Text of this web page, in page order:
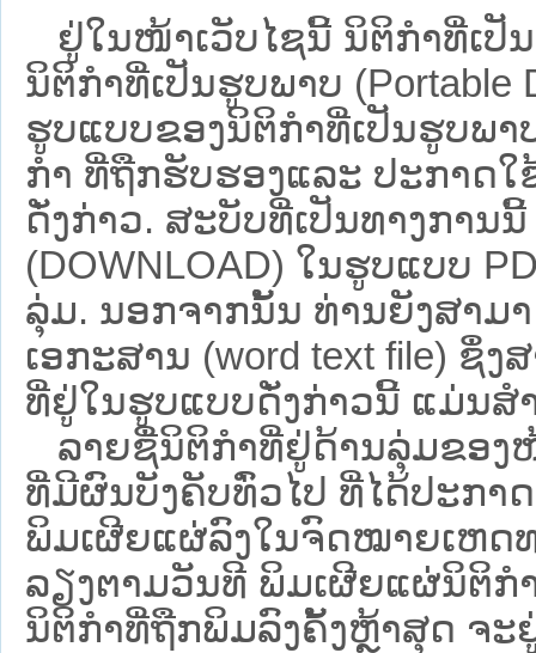
ຢູ່ໃນໜ້າ​ເວັບ​ໄຊ​ນີ້ ນິຕິກຳທີ່ເປັ
ນິຕິກໍາທີ່ເປັນຮູບພາບ (Portable
ຮູບແບບຂອງນິຕິກໍາທີ່ເປັນຮູບພ
ກໍາ ທີ່ຖືກຮັບຮອງແລະ ປະກາດ
ດັ່ງກ່າວ. ສະບັບທີ່ເປັນທາງການ
(DOWNLOAD) ໃນຮູບແບບ
ລຸ່ມ. ນອກຈາກນັ້ນ ທ່ານຍັງສາມ
ເອກະສານ (word text file) ຊຶ່
ທີ່ຢູ່ໃນຮູບແບບດັ່ງກ່າວນີ້ ແມ່ນສ
ລາຍຊື່ນິຕິກຳທີ່ຢູ່ດ້ານລຸ່ມຂອງ
ທີ່ມີຜົນບັງຄັບທົ່ວໄປ ທີ່ໄດ້ປະກ
ພິມເຜີຍແຜ່ລົງໃນຈົດໝາຍເຫດ
ລຽງຕາມວັນທີ ພິມເຜີຍແຜ່ນິຕິກ
ນິຕິກຳທີ່ຖືກພິມລົງຄັ້ງຫຼ້າສຸດ ຈະ